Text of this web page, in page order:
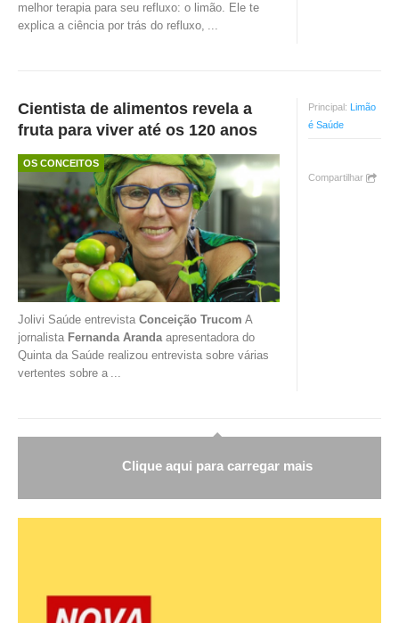
melhor terapia para seu refluxo: o limão. Ele te
explica a ciência por trás do refluxo, ...
Cientista de alimentos revela a
fruta para viver até os 120 anos
OS CONCEITOS
Jolivi Saúde entrevista Conceição Trucom A
jornalista Fernanda Aranda apresentadora do
Quinta da Saúde realizou entrevista sobre várias
vertentes sobre a
Principal:
Limão
é Saúde
Compartilhar
Clique aqui para carregar mais